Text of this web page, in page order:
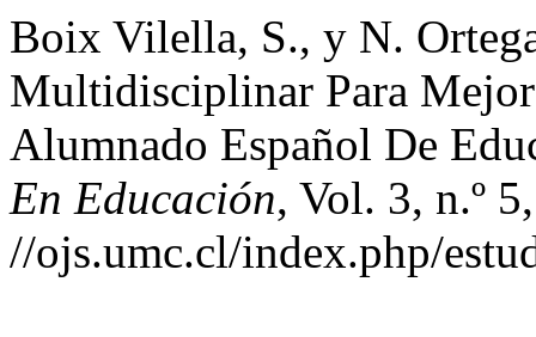
Boix Vilella, S., y N.
Multidisciplinar Para
Alumnado Español De
En Educación, Vol. 3, n.º
//ojs.umc.cl/index.php/